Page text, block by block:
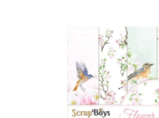
FOTORECENZE
MOJE OBJEDNÁVKA